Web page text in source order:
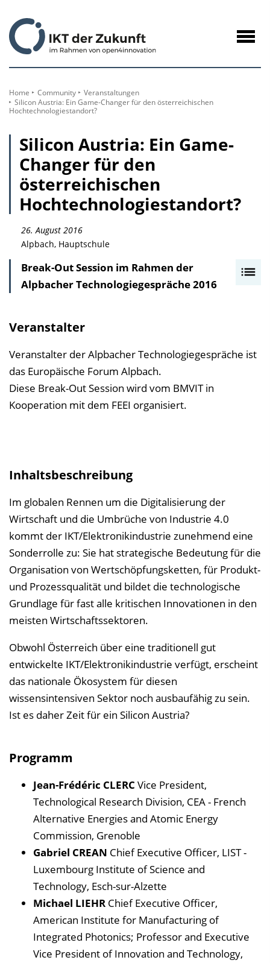
Inhalt
Home Community
Veranstaltungen
Silicon Austria: Ein Game-Changer für den österreichischen
Hochtechnologiestandort?
Silicon Austria: Ein Game-
Changer für den
österreichischen
Hochtechnologiestandort?
26. August 2016
Alpbach, Hauptschule
t
i
s
e
i
n
n
e
Break-Out Session im Rahmen der
Alpbacher Technologiegespräche 2016
Veranstalter
Veranstalter der Alpbacher Technologiegespräche ist
das Europäische Forum Alpbach.
Diese Break-Out Session wird vom BMVIT in
Kooperation mit dem FEEI organisiert.
Inhaltsbeschreibung
Im globalen Rennen um die Digitalisierung der
Wirtschaft und die Umbrüche von Industrie 4.0
kommt der IKT/Elektronikindustrie zunehmend eine
Sonderrolle zu: Sie hat strategische Bedeutung für die
Organisation von Wertschöpfungsketten, für Produkt-
und Prozessqualität und bildet die technologische
Grundlage für fast alle kritischen Innovationen in den
meisten Wirtschaftssektoren.
Obwohl Österreich über eine traditionell gut
entwickelte IKT/Elektronikindustrie verfügt, erscheint
das nationale Ökosystem für diesen
wissensintensiven Sektor noch ausbaufähig zu sein.
Ist es daher Zeit für ein Silicon Austria?
Programm
Jean-Frédéric CLERC Vice President,
Technological Research Division, CEA - French
Alternative Energies and Atomic Energy
Commission, Grenoble
Gabriel CREAN Chief Executive Officer, LIST -
Luxembourg Institute of Science and
Technology, Esch-sur-Alzette
Michael LIEHR Chief Executive Officer,
American Institute for Manufacturing of
Integrated Photonics; Professor and Executive
Vice President of Innovation and Technology,